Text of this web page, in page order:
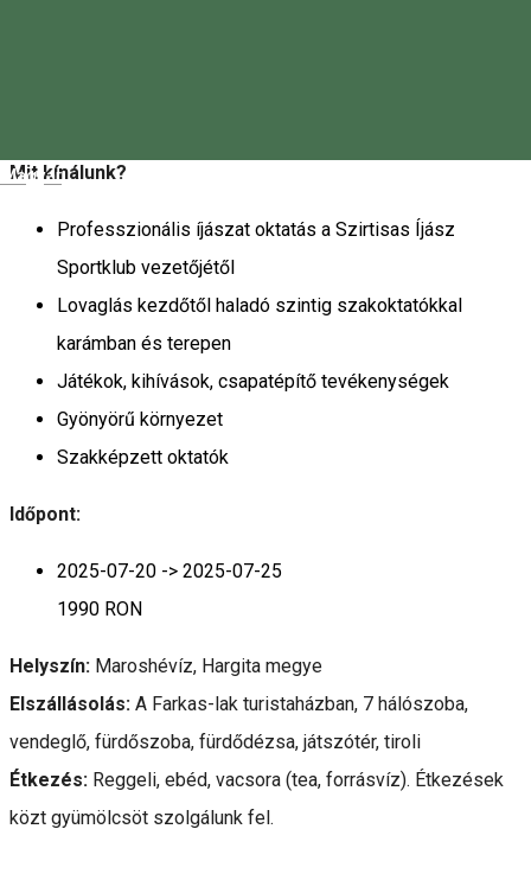
Magyar
Mit kínálunk?
Professzionális íjászat oktatás a Szirtisas Íjász
Sportklub vezetőjétől
Lovaglás kezdőtől haladó szintig szakoktatókkal
karámban és terepen
Játékok, kihívások, csapatépítő tevékenységek
Gyönyörű környezet
Szakképzett oktatók
Időpont:
2025-07-20 -> 2025-07-25
1990 RON
Helyszín: Maroshévíz, Hargita megye
Elszállásolás: A Farkas-lak turistaházban, 7 hálószoba,
vendeglő, fürdőszoba, fürdődézsa, játszótér, tiroli
Étkezés: Reggeli, ebéd, vacsora (tea, forrásvíz). Étkezések
közt gyümölcsöt szolgálunk fel.